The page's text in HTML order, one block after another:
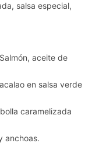
salsa especial,
aceite de
en salsa verde
caramelizada
anchoas.